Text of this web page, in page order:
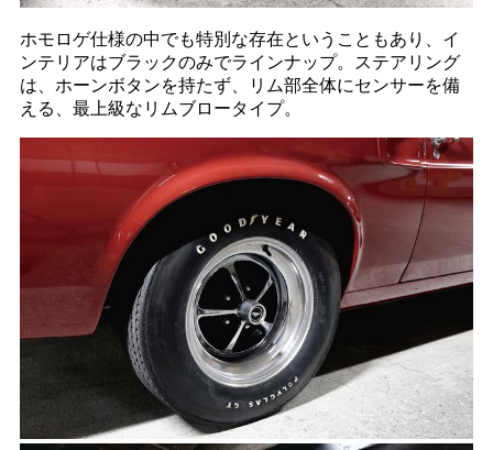
ホモロゲ仕様の中でも特別な存在ということもあり、イ
ンテリアはブラックのみでラインナップ。ステアリング
は、ホーンボタンを持たず、リム部全体にセンサーを備
える、最上級なリムブロータイプ。